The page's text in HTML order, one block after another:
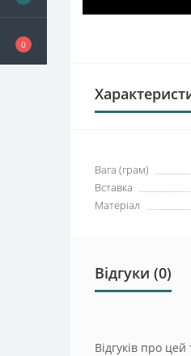
0
Вага (грам)
Вставка
Матеріал
Відгуки (0)
Відгуків про